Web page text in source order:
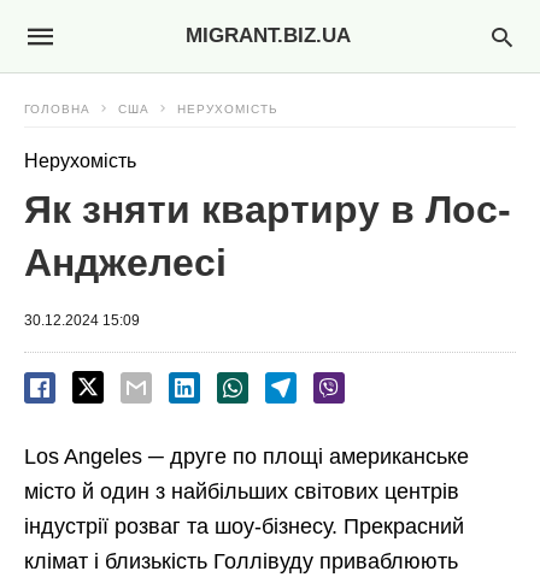
MIGRANT.BIZ.UA
ГОЛОВНА США НЕРУХОМІСТЬ
Нерухомість
Як зняти квартиру в Лос-
Анджелесі
30.12.2024 15:09
Los Angeles ─ друге по площі американське
місто й один з найбільших світових центрів
індустрії розваг та шоу-бізнесу. Прекрасний
клімат і близькість Голлівуду приваблюють